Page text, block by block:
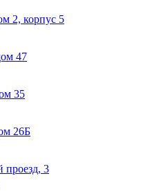
2, корпус 5
47
35
26Б
проезд, 3